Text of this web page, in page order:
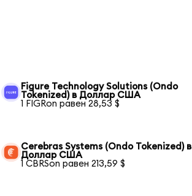
Figure Technology Solutions (Ondo
Tokenized) в Доллар США
1 FIGRon равен 28,53 $
Cerebras Systems (Ondo Tokenized) в
Доллар США
1 CBRSon равен 213,59 $